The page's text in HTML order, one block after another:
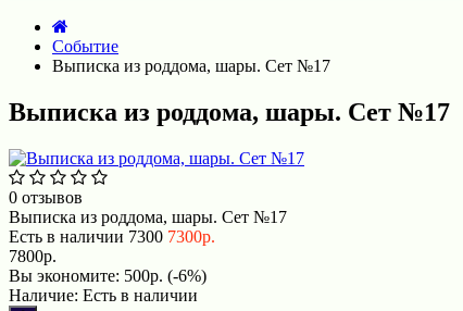
Событие
Выписка из роддома, шары. Сет №17
Выписка из роддома, шары. Сет №17
0 отзывов
Выписка из роддома, шары. Сет №17
Есть в наличии 7300 7300р.
7800р.
Вы экономите: 500р. (-6%)
Наличие: Есть в наличии